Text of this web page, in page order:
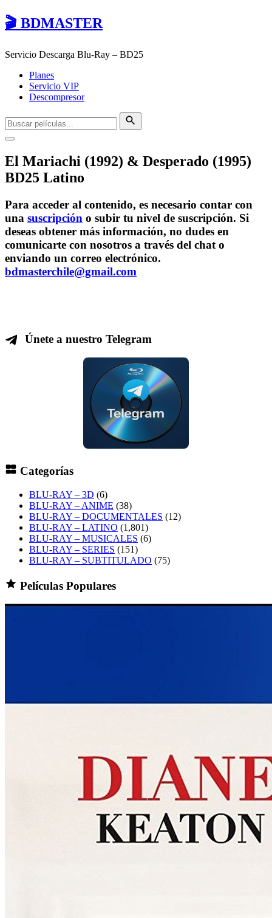
🎬 BDMASTER
Servicio Descarga Blu-Ray – BD25
Planes
Servicio VIP
Descompresor
El Mariachi (1992) & Desperado (1995)
BD25 Latino
Para acceder al contenido, es necesario contar con
una suscripción o subir tu nivel de suscripción. Si
deseas obtener más información, no dudes en
comunicarte con nosotros a través del chat o
enviando un correo electrónico.
bdmasterchile@gmail.com
Únete a nuestro Telegram
Categorías
BLU-RAY – 3D (6)
BLU-RAY – ANIME (38)
BLU-RAY – DOCUMENTALES (12)
BLU-RAY – LATINO (1,801)
BLU-RAY – MUSICALES (6)
BLU-RAY – SERIES (151)
BLU-RAY – SUBTITULADO (75)
Películas Populares